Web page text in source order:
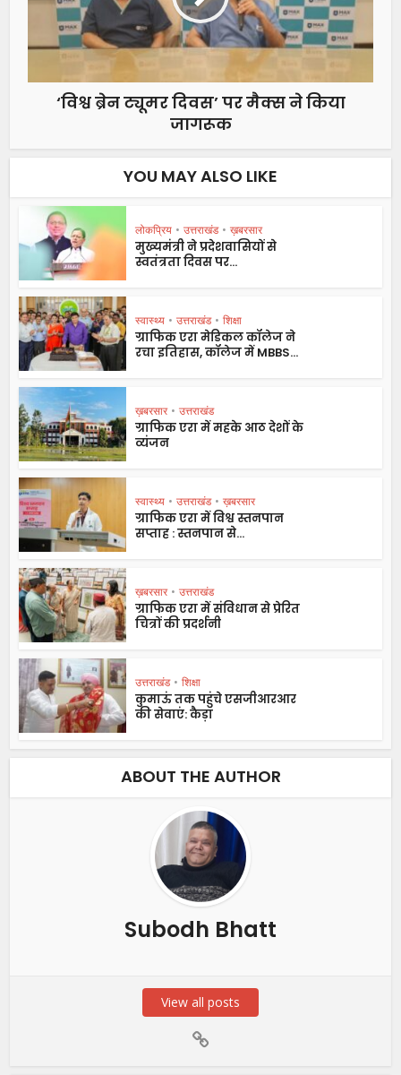
‘विश्व ब्रेन ट्यूमर दिवस’ पर मैक्स ने किया
जागरूक
YOU MAY ALSO LIKE
लोकप्रिय • उत्तराखंड • ख़बरसार
मुख्यमंत्री ने प्रदेशवासियों से
स्वतंत्रता दिवस पर...
स्वास्थ्य • उत्तराखंड • शिक्षा
ग्राफिक एरा मेडिकल कॉलेज ने
रचा इतिहास, कॉलेज में MBBS...
ख़बरसार • उत्तराखंड
ग्राफिक एरा में महके आठ देशों के
व्यंजन
स्वास्थ्य • उत्तराखंड • ख़बरसार
ग्राफिक एरा में विश्व स्तनपान
सप्ताह : स्तनपान से...
ख़बरसार • उत्तराखंड
ग्राफिक एरा में संविधान से प्रेरित
चित्रों की प्रदर्शनी
उत्तराखंड • शिक्षा
कुमाऊं तक पहुंचे एसजीआरआर
की सेवाएं: कैड़ा
ABOUT THE AUTHOR
Subodh Bhatt
View all posts